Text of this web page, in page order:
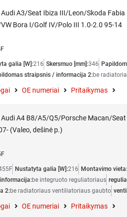
A3/Seat Ibiza III/Leon/Skoda Fabia
Bora I/Golf IV/Polo III 1.0-2.0 95-14
galia [W]:216 Skersmuo [mm]:346
straipsnis / informacija 2:be
OE numeriai Pritaikymas
A4 B8/A5/Q5/Porsche Macan/Seat
(Valeo, dešinė p.)
Nustatyta galia [W]:216 Montavimo vieta:
be integruoto reguliatoriaus
2:be radiatoriaus ventiliatoriaus gaubto
OE numeriai Pritaikymas